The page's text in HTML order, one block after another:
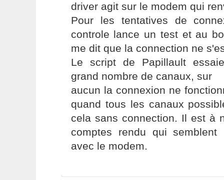
driver agit sur le modem qui
Pour les tentatives de
controle lance un test et au
me dit que la connection ne
Le script de Papillault
grand nombre de canaux, sur
aucun la connexion ne
quand tous les canaux
cela sans connection. Il est à
comptes rendu qui semblent
avec le modem.